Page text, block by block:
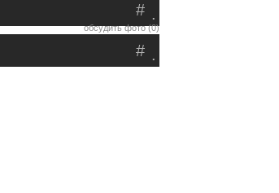
.
#
обсудить фото (0)
.
#